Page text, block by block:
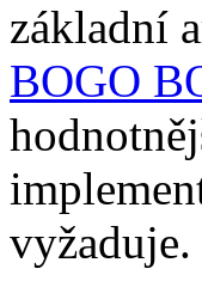
základní
BOGO
vyžaduje.